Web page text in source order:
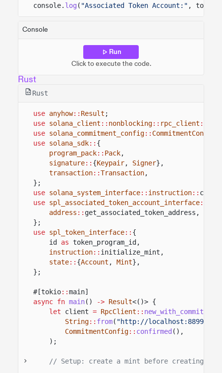
console. log ( "Associated Token Account:" ,
Console
Run
Click to execute the code.
Rust
Rust
use anyhow:: Result ;
use solana_client :: nonblocking:: rpc_client ::
use solana_commitment_config:: CommitmentConfig
use solana_sdk:: {
program_pack:: Pack,
signature:: {Keypair, Signer},
transaction::Transaction,
};
use solana_system_interface:: instruction::
use spl_associated_token_account_interface::
address :: get_associated_token_address,
};
use spl_token_interface:: {
id
as token_program_id,
instruction:: initialize_mint,
state:: {Account , Mint},
};
#[tokio::main]
async fn main() -> Result<()> {
let
client = RpcClient :: new_with_commitment
String:: from( "http://localhost:8899"
CommitmentConfig:: confirmed (),
);
// Setup: create a mint before creating the